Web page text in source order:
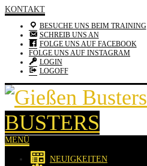
KONTAKT
BESUCHE UNS BEIM TRAINING
SCHREIB UNS AN
FOLGE UNS AUF FACEBOOK
FOLGE UNS AUF INSTAGRAM
LOGIN
LOGOFF
USTERS
MENÜ
NEUIGKEITEN